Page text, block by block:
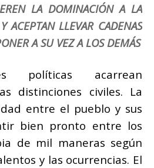
LA DOMINACIÓN A LA
ACEPTAN LLEVAR CADENAS
A SU VEZ A LOS DEMÁS
políticas acarrean
distinciones civiles. La
entre el pueblo y sus
bien pronto entre los
de mil maneras según
y las ocurrencias. El